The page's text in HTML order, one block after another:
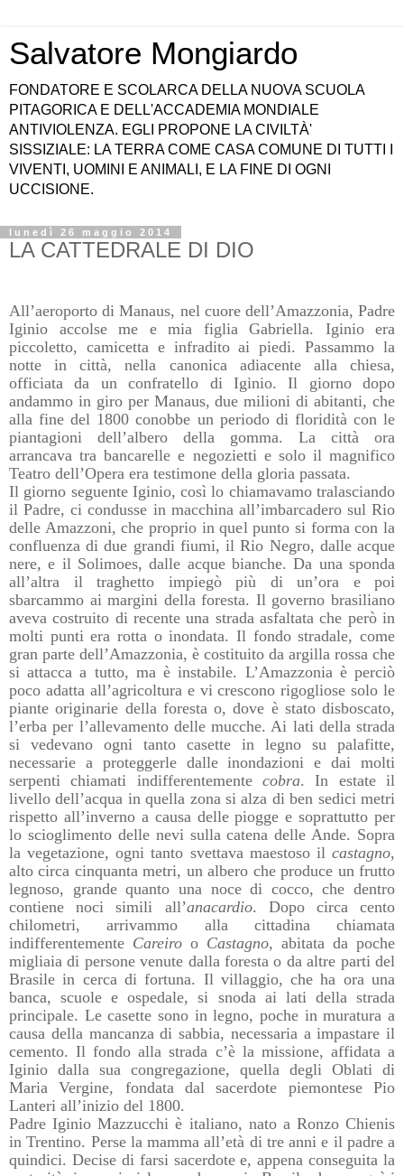
Salvatore Mongiardo
FONDATORE E SCOLARCA DELLA NUOVA SCUOLA
PITAGORICA E DELL'ACCADEMIA MONDIALE
ANTIVIOLENZA. EGLI PROPONE LA CIVILTÀ'
SISSIZIALE: LA TERRA COME CASA COMUNE DI TUTTI I
VIVENTI, UOMINI E ANIMALI, E LA FINE DI OGNI
UCCISIONE.
lunedì 26 maggio 2014
LA CATTEDRALE DI DIO
All’aeroporto di Manaus, nel cuore dell’Amazzonia, Padre
Iginio accolse me e mia figlia Gabriella. Iginio era
piccoletto, camicetta e infradito ai piedi. Passammo la
notte in città, nella canonica adiacente alla chiesa,
officiata da un confratello di Iginio. Il giorno dopo
andammo in giro per Manaus, due milioni di abitanti, che
alla fine del 1800 conobbe un periodo di floridità con le
piantagioni dell’albero della gomma. La città ora
arrancava tra bancarelle e negozietti e solo il magnifico
Teatro dell’Opera era testimone della gloria passata.
Il giorno seguente Iginio, così lo chiamavamo tralasciando
il Padre, ci condusse in macchina all’imbarcadero sul Rio
delle Amazzoni, che proprio in quel punto si forma con la
confluenza di due grandi fiumi, il Rio Negro, dalle acque
nere, e il Solimoes, dalle acque bianche. Da una sponda
all’altra il traghetto impiegò più di un’ora e poi
sbarcammo ai margini della foresta. Il governo brasiliano
aveva costruito di recente una strada asfaltata che però in
molti punti era rotta o inondata. Il fondo stradale, come
gran parte dell’Amazzonia, è costituito da argilla rossa che
si attacca a tutto, ma è instabile. L’Amazzonia è perciò
poco adatta all’agricoltura e vi crescono rigogliose solo le
piante originarie della foresta o, dove è stato disboscato,
l’erba per l’allevamento delle mucche. Ai lati della strada
si vedevano ogni tanto casette in legno su palafitte,
necessarie a proteggerle dalle inondazioni e dai molti
serpenti chiamati indifferentemente cobra. In estate il
livello dell’acqua in quella zona si alza di ben sedici metri
rispetto all’inverno a causa delle piogge e soprattutto per
lo scioglimento delle nevi sulla catena delle Ande. Sopra
la vegetazione, ogni tanto svettava maestoso il castagno,
alto circa cinquanta metri, un albero che produce un frutto
legnoso, grande quanto una noce di cocco, che dentro
contiene noci simili all’anacardio. Dopo circa cento
chilometri, arrivammo alla cittadina chiamata
indifferentemente Careiro o Castagno, abitata da poche
migliaia di persone venute dalla foresta o da altre parti del
Brasile in cerca di fortuna. Il villaggio, che ha ora una
banca, scuole e ospedale, si snoda ai lati della strada
principale. Le casette sono in legno, poche in muratura a
causa della mancanza di sabbia, necessaria a impastare il
cemento. Il fondo alla strada c’è la missione, affidata a
Iginio dalla sua congregazione, quella degli Oblati di
Maria Vergine, fondata dal sacerdote piemontese Pio
Lanteri all’inizio del 1800.
Padre Iginio Mazzucchi è italiano, nato a Ronzo Chienis
in Trentino. Perse la mamma all’età di tre anni e il padre a
quindici. Decise di farsi sacerdote e, appena conseguita la